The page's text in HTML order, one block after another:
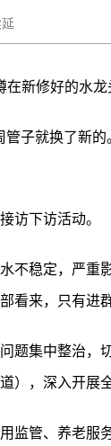
新修好的水
子就换了新
访下访活动。
不稳定，严
看来，只有进
题集中整治
），深入开展
监管、养老服